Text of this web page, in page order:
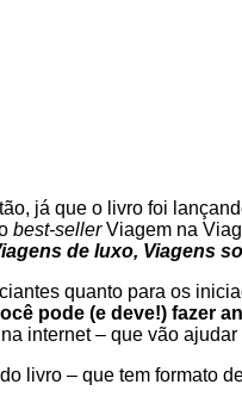
já que o livro foi
best-sellerViagem na
de luxo, Viagens
quanto para os
pode (e deve!) fazer
internet – que vão
livro – que tem formato